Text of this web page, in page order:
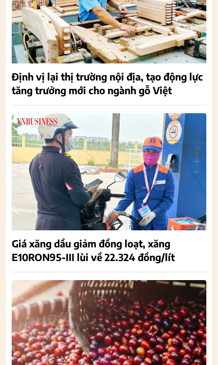
Định vị lại thị trường nội địa, tạo động lực
tăng trưởng mới cho ngành gỗ Việt
Giá xăng dầu giảm đồng loạt, xăng
E10RON95-III lùi về 22.324 đồng/lít